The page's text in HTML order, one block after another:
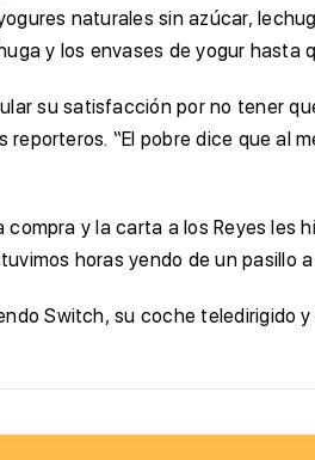
naturales sin azúcar,
y los envases de yogur hasta
su satisfacción por no tener
“El pobre dice que al
y la carta a los Reyes les
horas yendo de un pasillo
Switch, su coche teledirigido